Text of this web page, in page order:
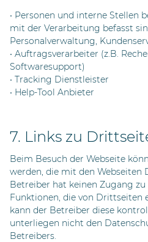
• Personen und interne Stellen
mit der Verarbeitung befasst
Personalverwaltung,
• Auftragsverarbeiter (z.B.
Softwaresupport)
• Tracking Dienstleister
• Help-Tool Anbieter
7. Links zu
Beim Besuch der Webseite
werden, die mit den Webseiten
Betreiber hat keinen Zugang
Funktionen, die von Drittseiten
kann der Betreiber diese
unterliegen nicht den
Betreibers.